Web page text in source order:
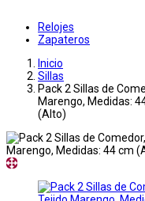
Relojes
Zapateros
Inicio
Sillas
Pack 2 Sillas de
Marengo, Medidas:
(Alto)